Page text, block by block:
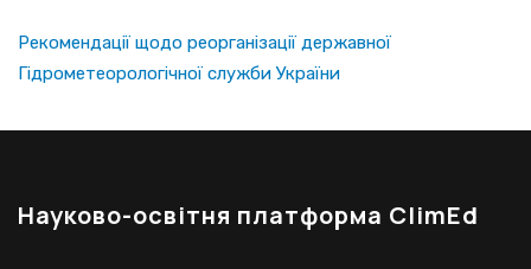
Рекомендації щодо реорганізації державної
Гідрометеорологічної служби України
Науково-освітня платформа ClimEd